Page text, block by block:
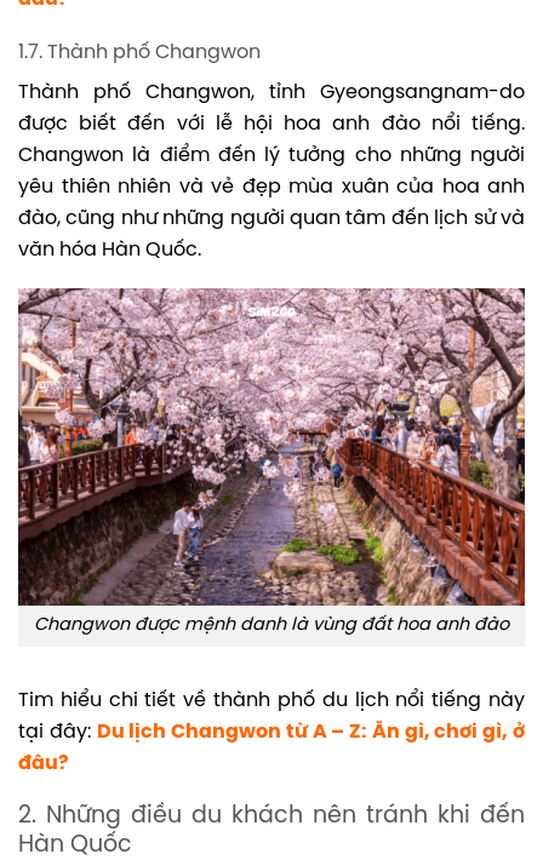
1.7. Thành phố Changwon
Thành phố Changwon, tỉnh Gyeongsangnam-do
được biết đến với lễ hội hoa anh đào nổi tiếng.
Changwon là điểm đến lý tưởng cho những người
yêu thiên nhiên và vẻ đẹp mùa xuân của hoa anh
đào, cũng như những người quan tâm đến lịch sử và
văn hóa Hàn Quốc.
Changwon được mệnh danh là vùng đất hoa anh đào
Tim hiểu chi tiết về thành phố du lịch nổi tiếng này
tại đây: Du lịch Changwon từ A – Z: Ăn gì, chơi gì, ở
đâu?
2. Những điều du khách nên tránh khi đến
Hàn Quốc